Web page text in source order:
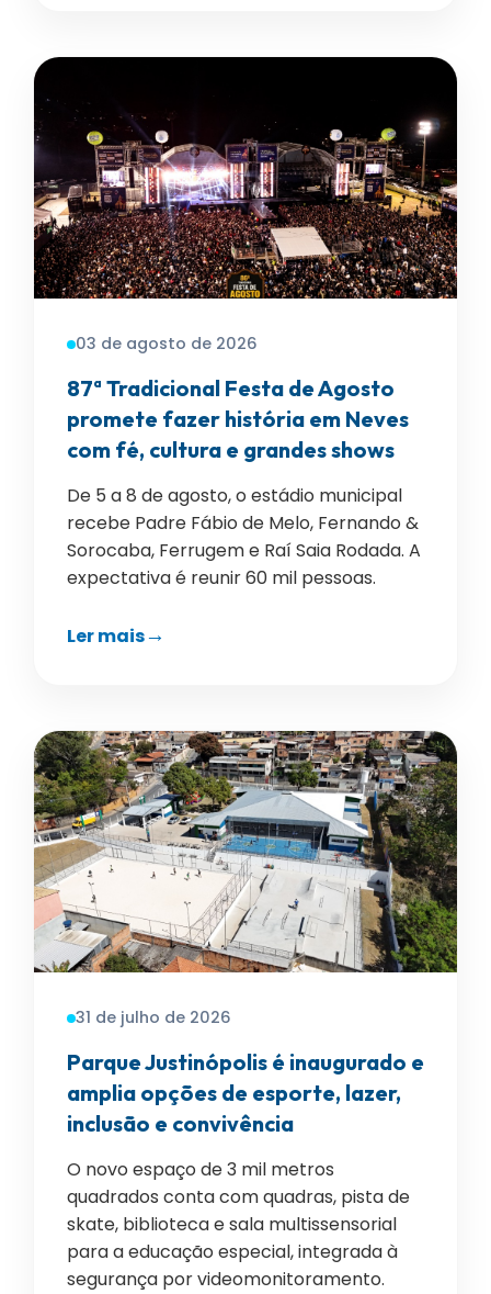
03 de agosto de 2026
87ª Tradicional Festa de Agosto
promete fazer história em Neves
com fé, cultura e grandes shows
De 5 a 8 de agosto, o estádio municipal
recebe Padre Fábio de Melo, Fernando &
Sorocaba, Ferrugem e Raí Saia Rodada. A
expectativa é reunir 60 mil pessoas.
Ler mais
31 de julho de 2026
Parque Justinópolis é inaugurado e
amplia opções de esporte, lazer,
inclusão e convivência
O novo espaço de 3 mil metros
quadrados conta com quadras, pista de
skate, biblioteca e sala multissensorial
para a educação especial, integrada à
segurança por videomonitoramento.